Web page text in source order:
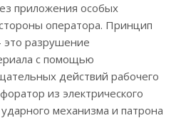
приложения особых
оператора. Принцип
это разрушение
с помощью
действий рабочего
из электрического
механизма и патрона